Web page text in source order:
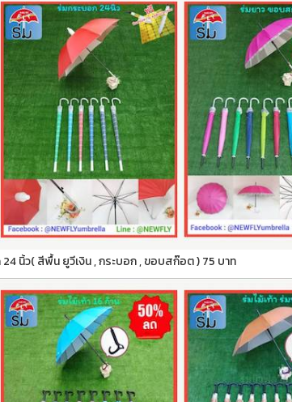
24 นิ้ว( สีพื้น ยูวีเงิน , กระบอก , ขอบสก๊อต ) 75 บาท